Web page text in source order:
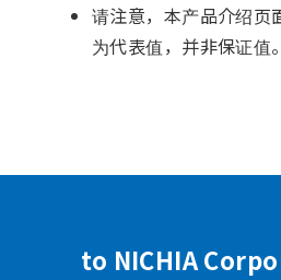
请注意，本产品介绍页
为代表值，并非保证值。
to NICHIA